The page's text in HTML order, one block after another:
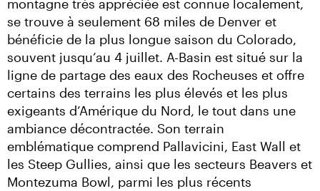
montagne très appréciée est connue localement,
se trouve à seulement 68 miles de Denver et
bénéficie de la plus longue saison du Colorado,
souvent jusqu’au 4 juillet. A-Basin est situé sur la
ligne de partage des eaux des Rocheuses et offre
certains des terrains les plus élevés et les plus
exigeants d’Amérique du Nord, le tout dans une
ambiance décontractée. Son terrain
emblématique comprend Pallavicini, East Wall et
les Steep Gullies, ainsi que les secteurs Beavers et
Montezuma Bowl, parmi les plus récents